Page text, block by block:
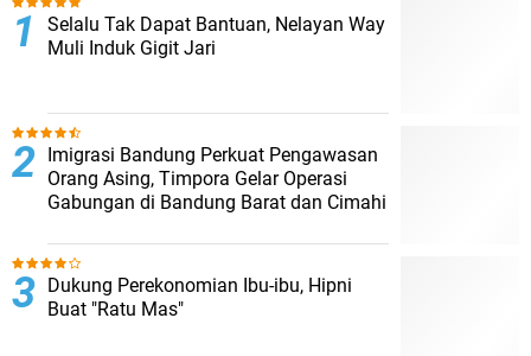
Selalu Tak Dapat Bantuan, Nelayan Way
Muli Induk Gigit Jari
Imigrasi Bandung Perkuat Pengawasan
Orang Asing, Timpora Gelar Operasi
Gabungan di Bandung Barat dan Cimahi
Dukung Perekonomian Ibu-ibu, Hipni
Buat "Ratu Mas"